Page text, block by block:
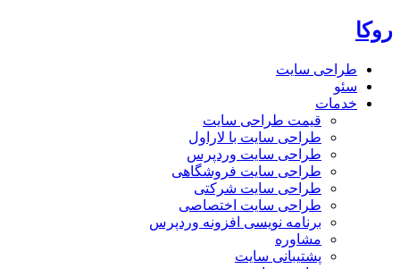
روکا
طراحی سایت
سئو
خدمات
قیمت طراحی سایت
طراحی سایت با لاراول
طراحی سایت وردپرس
طراحی سایت فروشگاهی
طراحی سایت شرکتی
طراحی سایت اختصاصی
برنامه نویسی افزونه وردپرس
مشاوره
پشتیبانی سایت